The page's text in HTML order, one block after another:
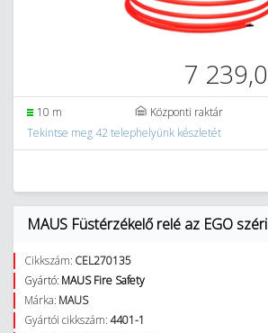
7
10 m Központi raktár
Tekintse meg 42 telephelyünk készletét
MAUS Füstérzékelő relé az EGO
Cikkszám: CEL270135
Gyártó: MAUS Fire Safety
Márka: MAUS
Gyártói cikkszám:4401-1